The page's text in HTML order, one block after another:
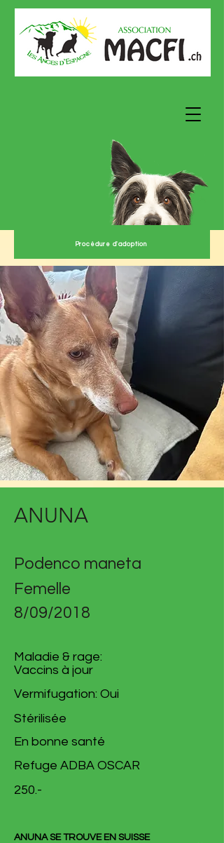
Procédure d'adoption
ANUNA
Podenco maneta
Femelle
8/09/2018
Maladie & rage:
Vaccins à jour
Vermifugation: Oui
Stérilisée
En bonne santé
Refuge ADBA OSCAR
250.-
ANUNA SE TROUVE EN SUISSE